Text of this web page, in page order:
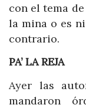
con el tema
la mina o es
contrario.
PA’ LA REJA
Ayer las
mandaron